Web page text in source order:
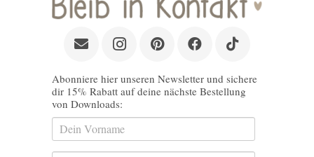
Abonniere hier unseren Newsletter und sichere
dir 15% Rabatt auf deine nächste Bestellung
von Downloads: